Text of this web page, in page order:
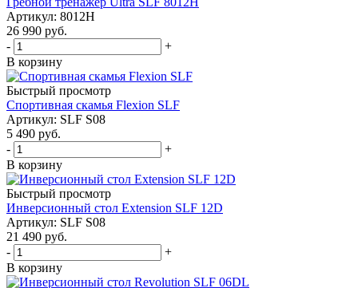
Артикул: 8012H
26 990 руб.
-
+
В корзину
Быстрый просмотр
Спортивная скамья Flexion SLF
Артикул: SLF S08
5 490 руб.
-
+
В корзину
Быстрый просмотр
Инверсионный стол Extension SLF 12D
Артикул: SLF S08
21 490 руб.
-
+
В корзину